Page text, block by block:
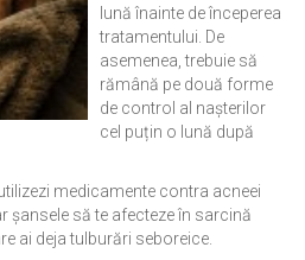
lună înainte de începerea
tratamentului. De
asemenea, trebuie să
rămână pe două forme
de control al nașterilor
cel puțin o lună după
medicamente contra acneei
șansele să te afecteze în sarcină
ai deja tulburări seboreice.